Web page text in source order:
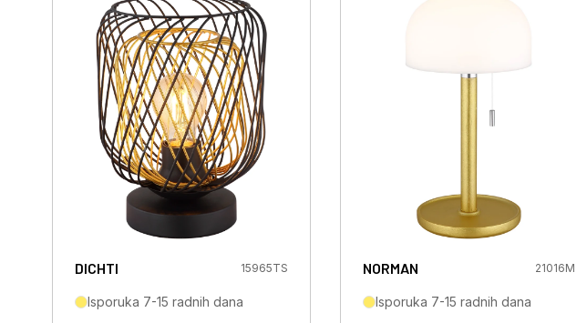
DICHTI 15965TS
Isporuka 7-15 radnih dana
NORMAN 21016M
Isporuka 7-15 radnih dana